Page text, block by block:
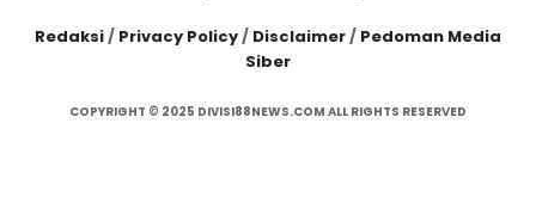
Redaksi/ Privacy Policy/ Disclaimer/ Pedoman Media
Siber
COPYRIGHT © 2025 DIVISI88NEWS.COM ALL RIGHTS RESERVED